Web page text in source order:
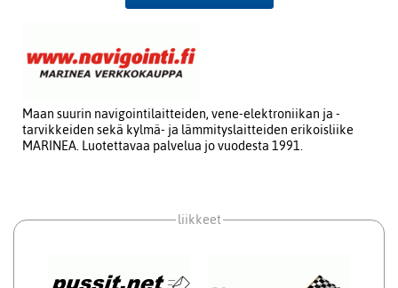
Maan suurin navigointilaitteiden, vene-elektroniikan ja -
tarvikkeiden sekä kylmä- ja lämmityslaitteiden erikoisliike
MARINEA. Luotettavaa palvelua jo vuodesta 1991.
liikkeet